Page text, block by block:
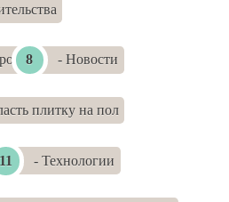
- Новости
плитку на пол
- Технологии